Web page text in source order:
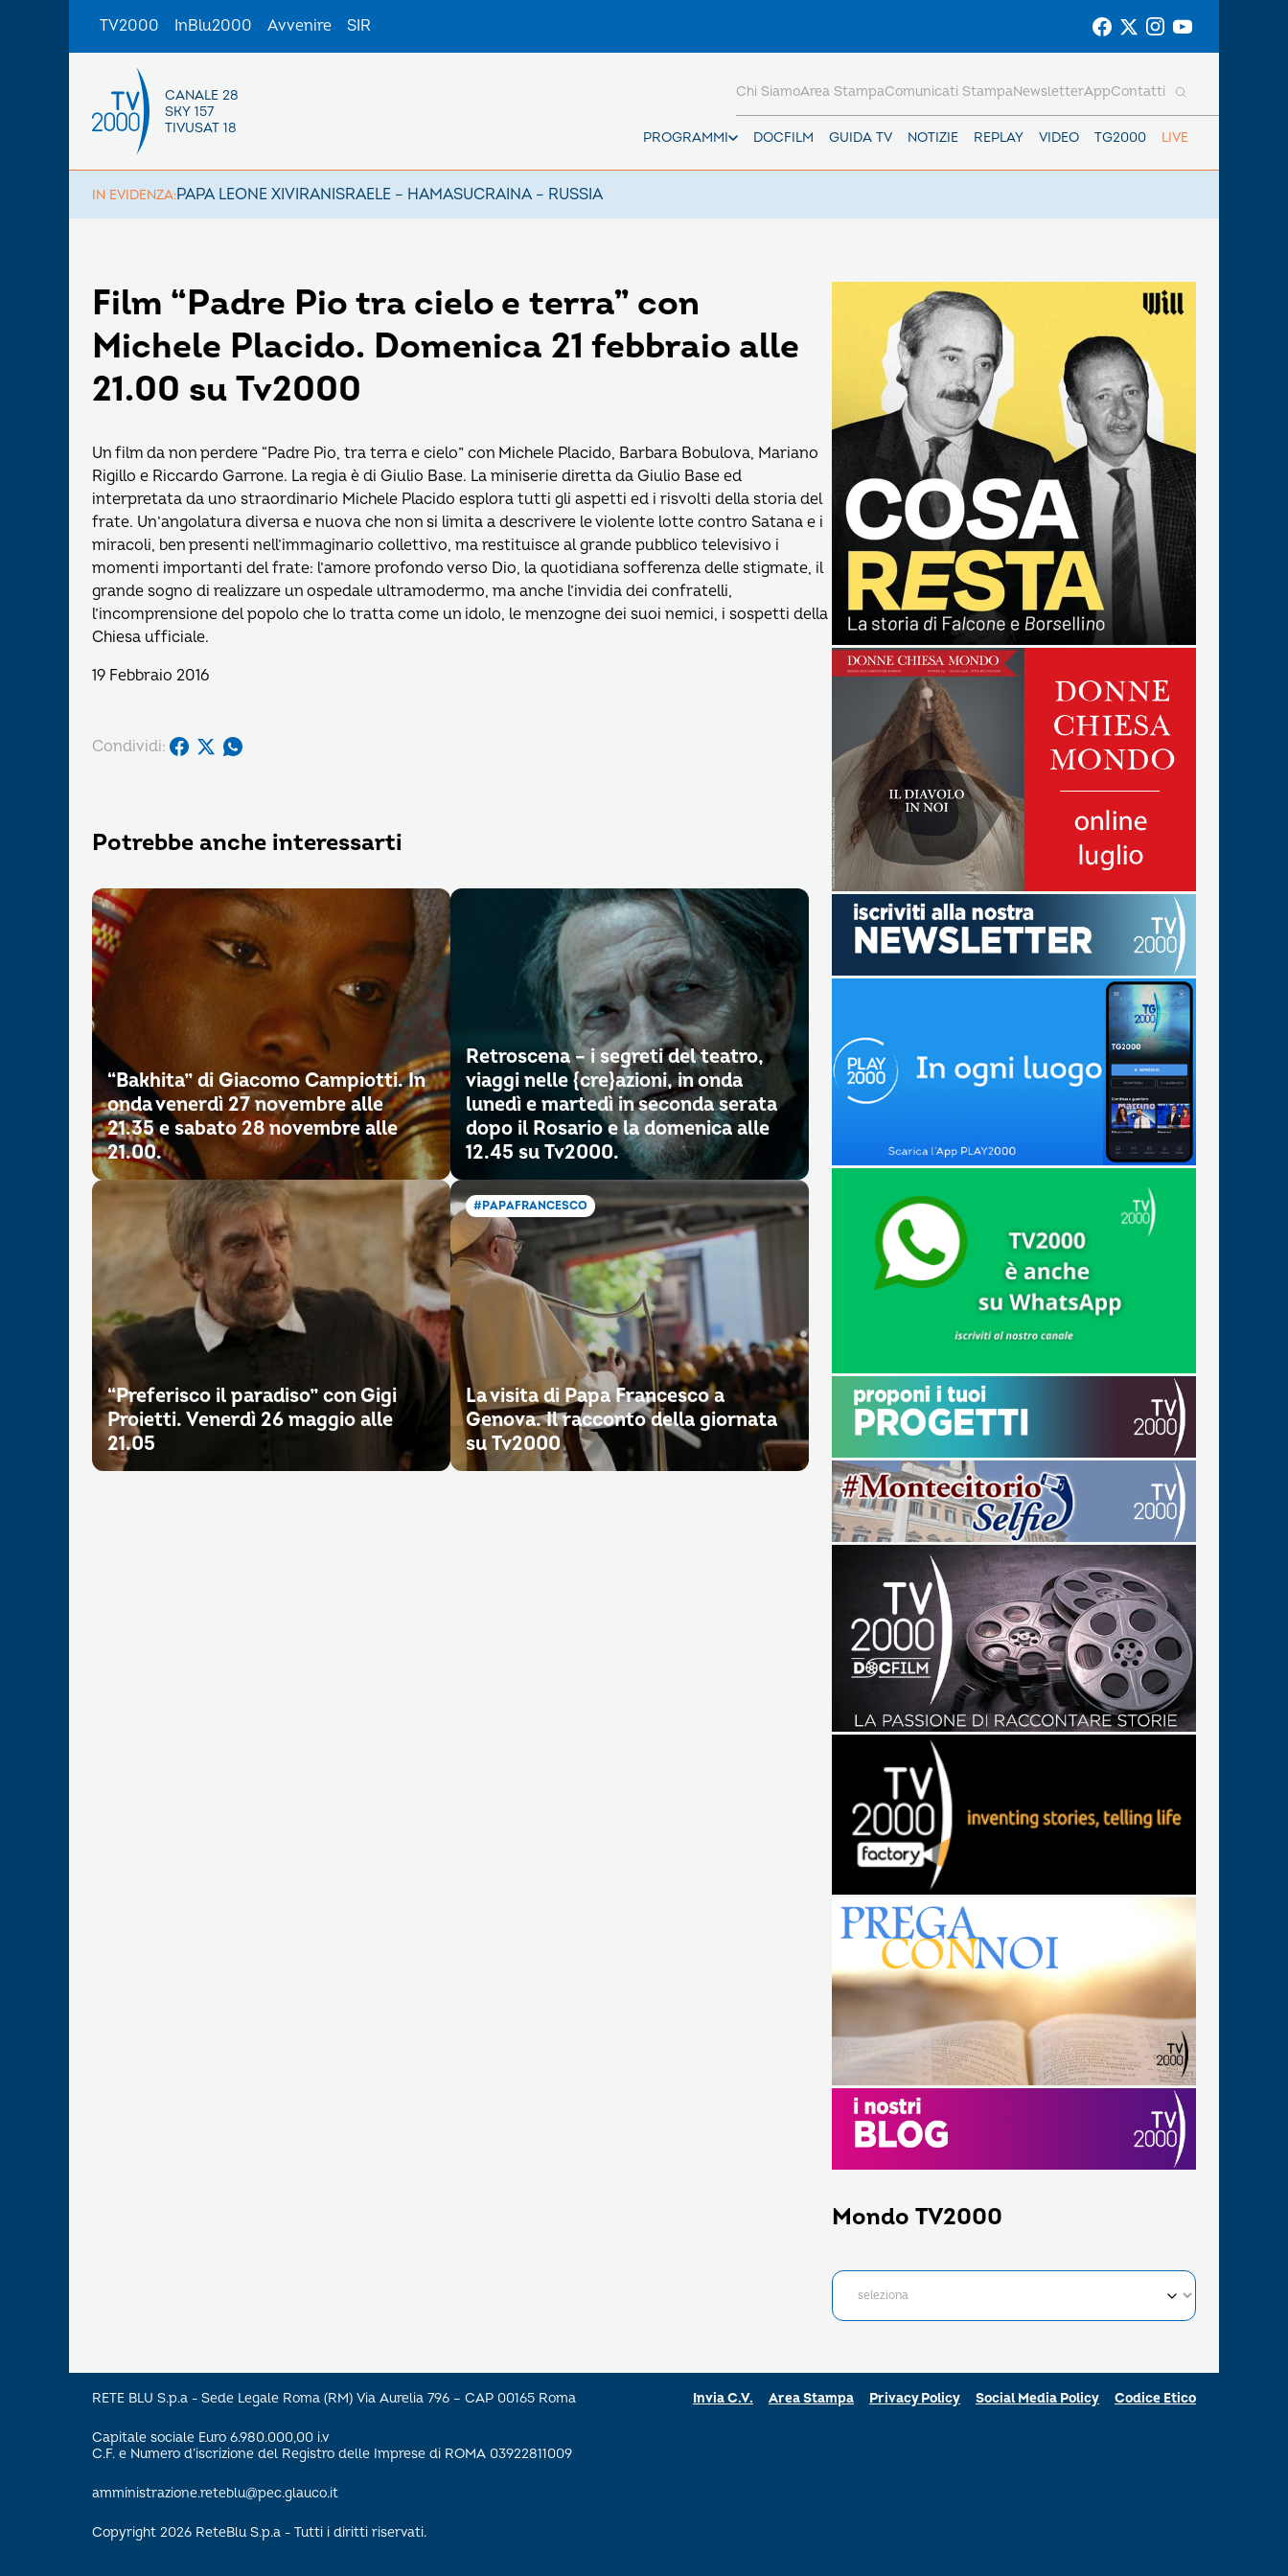
TV2000 InBlu2000 Avvenire SIR
CANALE 28
SKY 157
TIVUSAT 18
PROGRAMMI DOCFILM GUIDA TV NOTIZIE REPLAY VIDEO TG2000 LIVE
Chi SiamoArea StampaComunicati StampaNewsletterAppContatti
IN EVIDENZA:PAPA LEONE XIVIRANISRAELE – HAMASUCRAINA – RUSSIA
Film “Padre Pio tra cielo e terra” con
Michele Placido. Domenica 21 febbraio alle
21.00 su Tv2000
Un film da non perdere “Padre Pio, tra terra e cielo” con Michele Placido, Barbara Bobulova, Mariano
Rigillo e Riccardo Garrone. La regia è di Giulio Base. La miniserie diretta da Giulio Base ed
interpretata da uno straordinario Michele Placido esplora tutti gli aspetti ed i risvolti della storia del
frate. Un’angolatura diversa e nuova che non si limita a descrivere le violente lotte contro Satana e i
miracoli, ben presenti nell’immaginario collettivo, ma restituisce al grande pubblico televisivo i
momenti importanti del frate: l’amore profondo verso Dio, la quotidiana sofferenza delle stigmate, il
grande sogno di realizzare un ospedale ultramodermo, ma anche l’invidia dei confratelli,
l’incomprensione del popolo che lo tratta come un idolo, le menzogne dei suoi nemici, i sospetti della
Chiesa ufficiale.
19 Febbraio 2016
Condividi:
Potrebbe anche interessarti
“Bakhita” di Giacomo Campiotti. In
onda venerdì 27 novembre alle
21.35 e sabato 28 novembre alle
21.00.
Retroscena – i segreti del teatro,
viaggi nelle {cre}azioni, in onda
lunedì e martedì in seconda serata
dopo il Rosario e la domenica alle
12.45 su Tv2000.
“Preferisco il paradiso” con Gigi
Proietti. Venerdì 26 maggio alle
21.05
#PAPAFRANCESCO
La visita di Papa Francesco a
Genova. Il racconto della giornata
su Tv2000
Mondo TV2000
RETE BLU S.p.a - Sede Legale Roma (RM) Via Aurelia 796 – CAP 00165 Roma
Capitale sociale Euro 6.980.000,00 i.v
C.F. e Numero d’iscrizione del Registro delle Imprese di ROMA 03922811009
amministrazione.reteblu@pec.glauco.it
Copyright 2026 ReteBlu S.p.a - Tutti i diritti riservati.
Invia C.V. Area Stampa Privacy Policy Social Media Policy Codice Etico